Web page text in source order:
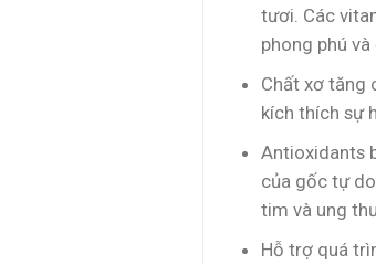
tươi. Các
phong phú
Chất xơ tăng
kích thích sự
Antioxidants
của gốc tự
tim và ung
Hỗ trợ quá